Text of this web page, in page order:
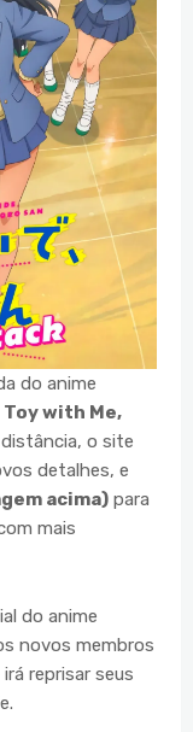
do anime
with Me,
o site
detalhes, e
acima) para
mais
do anime
novos membros
reprisar seus